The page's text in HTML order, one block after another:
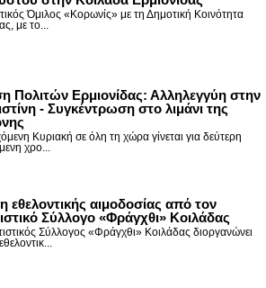
Όμιλος «Κορωνίς» με τη Δημοτική Κοινότητα
με το...
Πολιτών Ερμιονίδας: Αλληλεγγύη στην
- Συγκέντρωση στο λιμάνι της
Κυριακή σε όλη τη χώρα γίνεται για δεύτερη
χρο...
εθελοντικής αιμοδοσίας από τον
Σύλλογο «Φράγχθι» Κοιλάδας
Σύλλογος «Φράγχθι» Κοιλάδας διοργανώνει